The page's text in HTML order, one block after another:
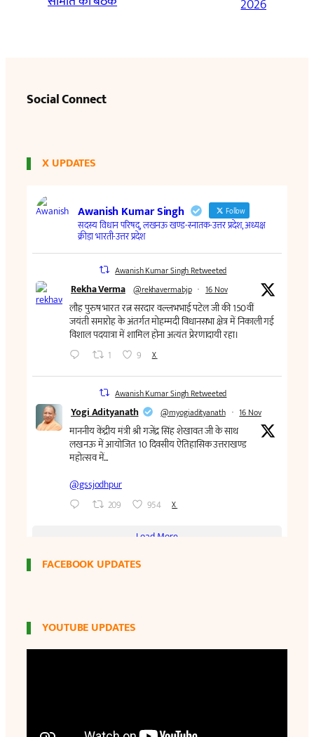
2026
Social Connect
X UPDATES
FACEBOOK UPDATES
YOUTUBE UPDATES